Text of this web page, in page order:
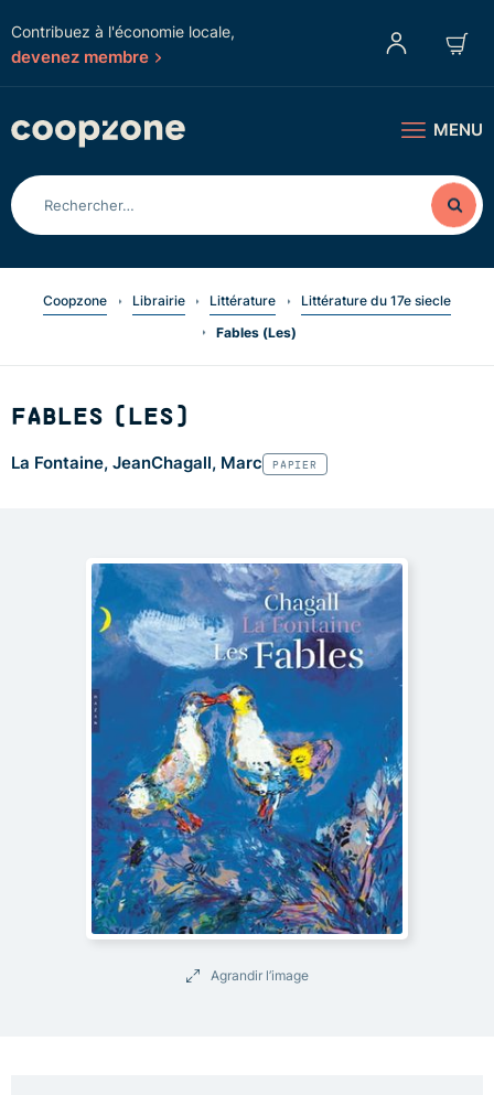
Contribuez à l'économie locale,
devenez membre
MENU
Coopzone Librairie Littérature
Littérature du 17e siecle
Fables (Les)
FABLES (LES)
La Fontaine, JeanChagall, Marc PAPIER
Agrandir l’image